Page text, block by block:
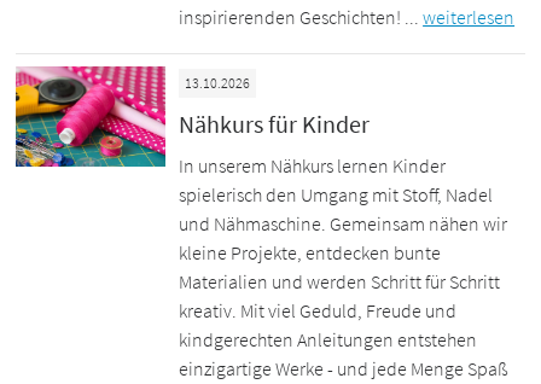
inspirierenden Geschichten! ...weiterlesen
13.10.2026
Nähkurs für Kinder
In unserem Nähkurs lernen Kinder
spielerisch den Umgang mit Stoff, Nadel
und Nähmaschine. Gemeinsam nähen wir
kleine Projekte, entdecken bunte
Materialien und werden Schritt für Schritt
kreativ. Mit viel Geduld, Freude und
kindgerechten Anleitungen entstehen
einzigartige Werke - und jede Menge Spaß